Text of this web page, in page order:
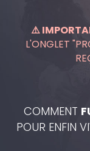
⚠️
L'ONGLET
COMMENT
POUR ENFIN